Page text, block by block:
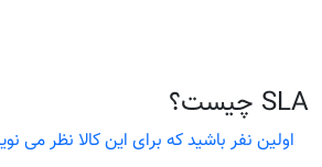
SLA چیست؟
اولین نفر باشید که برای این کالا نظر می